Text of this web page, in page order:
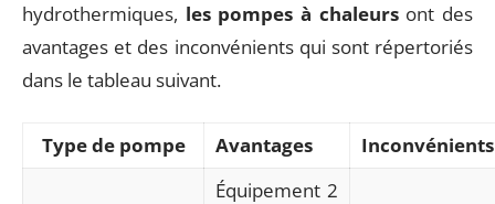
hydrothermiques, les pompes à chaleursont des
avantages et des inconvénients qui sont répertoriés
dans le tableau suivant.
Type de pompe Avantages Inconvénients
Équipement 2